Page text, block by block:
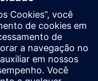
for global teams
designs.